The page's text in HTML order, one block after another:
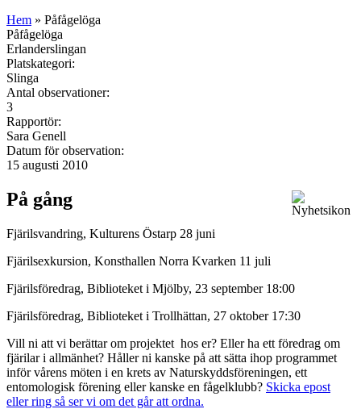
Hem » Påfågelöga
Påfågelöga
Erlanderslingan
Platskategori:
Slinga
Antal observationer:
3
Rapportör:
Sara Genell
Datum för observation:
15 augusti 2010
På gång
Fjärilsvandring, Kulturens Östarp 28 juni
Fjärilsexkursion, Konsthallen Norra Kvarken 11 juli
Fjärilsföredrag, Biblioteket i Mjölby, 23 september 18:00
Fjärilsföredrag, Biblioteket i Trollhättan, 27 oktober 17:30
Vill ni att vi berättar om projektet hos er? Eller ha ett föredrag om
fjärilar i allmänhet? Håller ni kanske på att sätta ihop programmet
inför vårens möten i en krets av Naturskyddsföreningen, ett
entomologisk förening eller kanske en fågelklubb? Skicka epost
eller ring så ser vi om det går att ordna.